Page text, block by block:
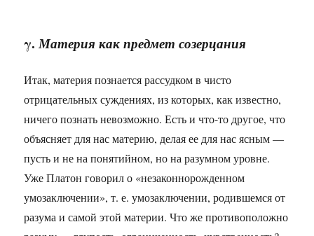
γ.Материя как предмет созерцания
Итак, материя познается рассудком в чисто
отрицательных суждениях, из которых, как известно,
ничего познать невозможно. Есть и что-то другое, что
объясняет для нас материю, делая ее для нас ясным —
пусть и не на понятийном, но на разумном уровне.
Уже Платон говорил о «незаконнорожденном
умозаключении», т. е. умозаключении, родившемся от
разума и самой этой материи. Что же противоположно